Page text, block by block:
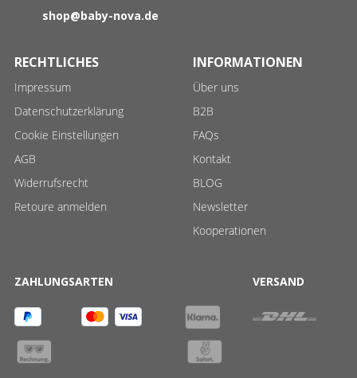
shop@baby-nova.de
RECHTLICHES
Impressum
Datenschutzerklärung
Cookie Einstellungen
AGB
Widerrufsrecht
Retoure anmelden
INFORMATIONEN
Über uns
B2B
FAQs
Kontakt
BLOG
Newsletter
Kooperationen
ZAHLUNGSARTEN VERSAND